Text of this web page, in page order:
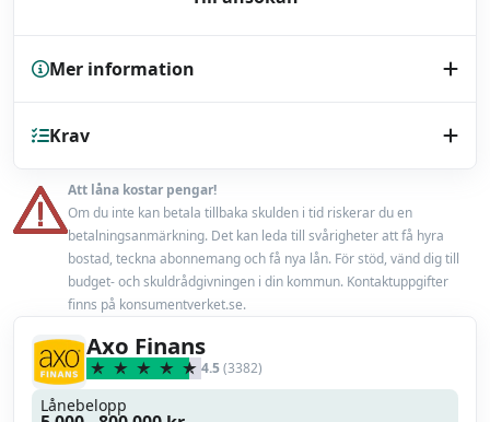
Mer information
Kreditupplysning UC
Endast bilhandlare
Låneförsäkring Ja
Miljörabatt Nej
Max belåningsgrad
Uppläggningsavgift
Krav
Minst 18 år
En fast inkomst från anställning eller pension
Att låna kostar pengar!
Om du inte kan betala tillbaka skulden i tid riskerar du en
betalningsanmärkning. Det kan leda till svårigheter att få hyra
bostad, teckna abonnemang och få nya lån. För stöd, vänd dig till
budget- och skuldrådgivningen i din kommun. Kontaktuppgifter
finns på konsumentverket.se.
Axo Finans
4.5(3382)
Lånebelopp